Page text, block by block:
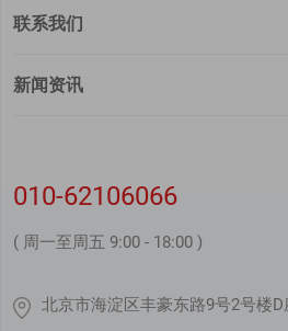
联系我们
新闻资讯
010-62106066
( 周一至周五 9:00 - 18:00 )
北京市海淀区丰豪东路9号2号楼D